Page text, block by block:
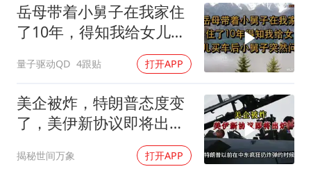
岳母带着小舅子在我家住
了10年，得知我给女儿买
量子驱动QD 4跟贴 打开APP
美企被炸，特朗普态度变
了，美伊新协议即将出
炉？又被中方说中了
揭秘世间万象 打开APP